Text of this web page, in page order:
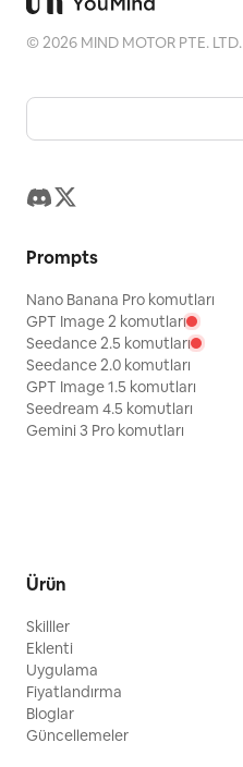
©2026 MIND MOTOR PTE. LTD.
Prompts
Nano Banana Pro komutları
GPT Image 2 komutları
Seedance 2.5 komutları
Seedance 2.0 komutları
GPT Image 1.5 komutları
Seedream 4.5 komutları
Gemini 3 Pro komutları
Ürün
Skilller
Eklenti
Uygulama
Fiyatlandırma
Bloglar
Güncellemeler